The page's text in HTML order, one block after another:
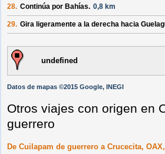
28. Continúa por Bahías. 0,8 km
29. Gira ligeramente a la derecha hacia
undefined
Datos de mapas ©2015 Google, INEGI
Otros viajes con origen en
guerrero
De Cuilapam de guerrero a Crucecita,